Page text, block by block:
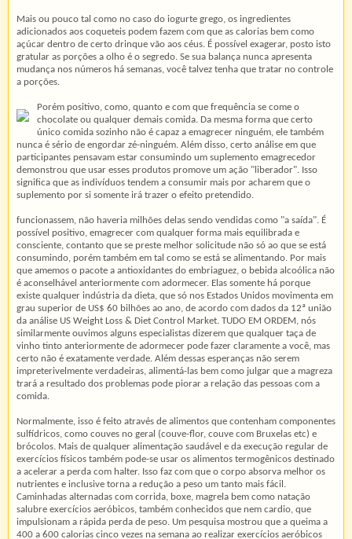
Mais ou pouco tal como no caso do iogurte grego, os ingredientes
adicionados aos coqueteis podem fazem com que as calorias bem como
açúcar dentro de certo drinque vão aos céus. É possível exagerar, posto isto
gratular as porções a olho é o segredo. Se sua balança nunca apresenta
mudança nos números há semanas, você talvez tenha que tratar no controle
a porções.
Porém positivo, como, quanto e com que frequência se come o
chocolate ou qualquer demais comida. Da mesma forma que certo
único comida sozinho não é capaz a emagrecer ninguém, ele também
nunca é sério de engordar zé-ninguém. Além disso, certo análise em que
participantes pensavam estar consumindo um suplemento emagrecedor
demonstrou que usar esses produtos promove um ação "liberador". Isso
significa que as indivíduos tendem a consumir mais por acharem que o
suplemento por si somente irá trazer o efeito pretendido.
funcionassem, não haveria milhões delas sendo vendidas como "a saída". É
possível positivo, emagrecer com qualquer forma mais equilibrada e
consciente, contanto que se preste melhor solicitude não só ao que se está
consumindo, porém também em tal como se está se alimentando. Por mais
que amemos o pacote a antioxidantes do embriaguez, o bebida alcoólica não
é aconselhável anteriormente com adormecer. Elas somente há porque
existe qualquer indústria da dieta, que só nos Estados Unidos movimenta em
grau superior de US$ 60 bilhões ao ano, de acordo com dados da 12ª união
da análise US Weight Loss & Diet Control Market. TUDO EM ORDEM, nós
similarmente ouvimos alguns especialistas dizerem que qualquer taça de
vinho tinto anteriormente de adormecer pode fazer claramente a você, mas
certo não é exatamente verdade. Além dessas esperanças não serem
impreterivelmente verdadeiras, alimentá-las bem como julgar que a magreza
trará a resultado dos problemas pode piorar a relação das pessoas com a
comida.
Normalmente, isso é feito através de alimentos que contenham componentes
sulfídricos, como couves no geral (couve-flor, couve com Bruxelas etc) e
brócolos. Mais de qualquer alimentação saudável e da execução regular de
exercícios físicos também pode-se usar os alimentos termogênicos destinado
a acelerar a perda com halter. Isso faz com que o corpo absorva melhor os
nutrientes e inclusive torna a redução a peso um tanto mais fácil.
Caminhadas alternadas com corrida, boxe, magrela bem como natação
salubre exercícios aeróbicos, também conhecidos que nem cardio, que
impulsionam a rápida perda de peso. Um pesquisa mostrou que a queima a
400 a 600 calorias cinco vezes na semana ao realizar exercícios aeróbicos